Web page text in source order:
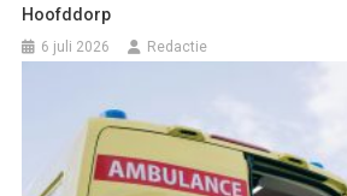
Hoofddorp
6 juli 2026 Redactie